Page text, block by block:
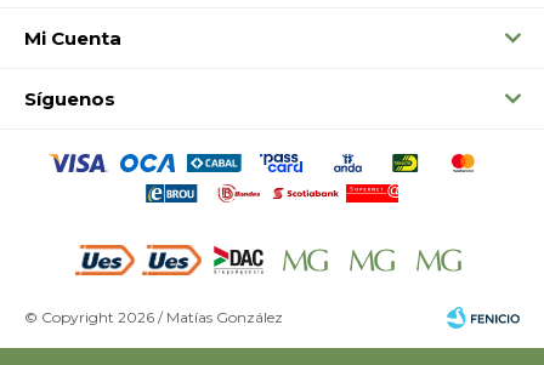
Mi Cuenta
Síguenos
© Copyright 2026 / Matías González